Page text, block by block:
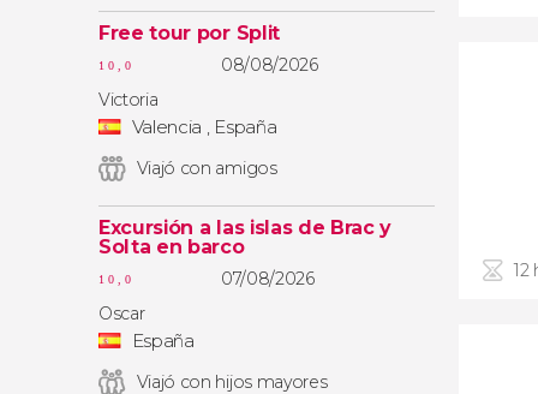
Free tour por Split
10,0
08/08/2026
Victoria
Valencia , España
Viajó con amigos
Excursión a las islas de Brac y
Solta en barco
10,0
07/08/2026
Oscar
España
Viajó con hijos mayores
12